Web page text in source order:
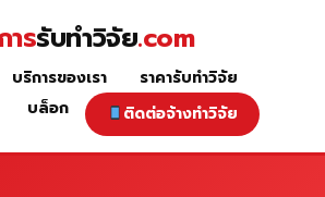
ารรับทำวิจัย.com
บริการของเรา
ราคารับทำวิจัย
บล็อก ติดต่อจ้างทำวิจัย